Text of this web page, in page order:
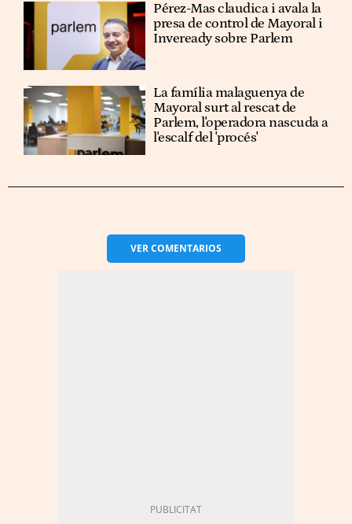
Pérez-Mas claudica i avala la
presa de control de Mayoral i
Inveready sobre Parlem
La família malaguenya de
Mayoral surt al rescat de
Parlem, l'operadora nascuda a
l'escalf del 'procés'
VERCOMENTARIOS